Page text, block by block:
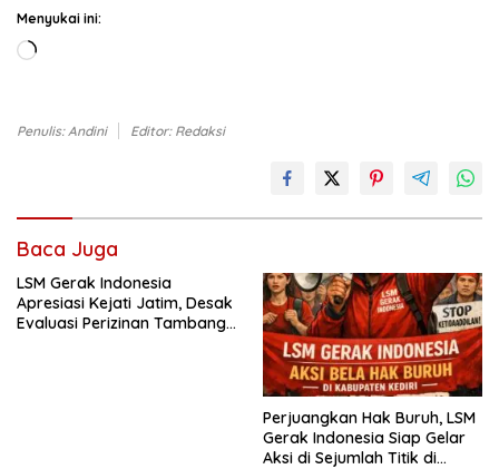
Menyukai ini:
Memuat...
Penulis: Andini Editor: Redaksi
Baca Juga
LSM Gerak Indonesia
Apresiasi Kejati Jatim, Desak
Evaluasi Perizinan Tambang
Perjuangkan Hak Buruh, LSM
Gerak Indonesia Siap Gelar
Aksi di Sejumlah Titik di